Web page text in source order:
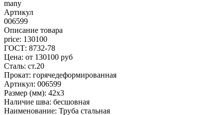
many
Артикул
006599
Описание товара
price: 130100
ГОСТ: 8732-78
Цена: от 130100 руб
Сталь: ст.20
Прокат: горячедеформированная
Артикул: 006599
Размер (мм): 42x3
Наличие шва: бесшовная
Наименование: Труба стальная